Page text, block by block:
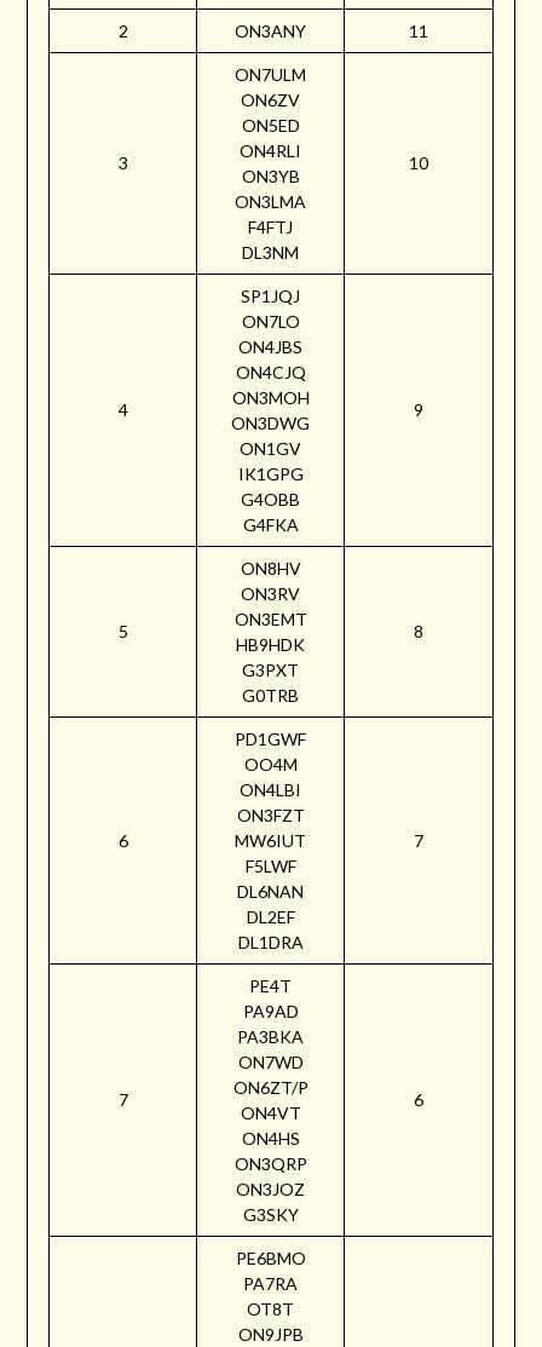
2 ON3ANY 11
3
ON7ULM
ON6ZV
ON5ED
ON4RLI
ON3YB
ON3LMA
F4FTJ
DL3NM
10
4
SP1JQJ
ON7LO
ON4JBS
ON4CJQ
ON3MOH
ON3DWG
ON1GV
IK1GPG
G4OBB
G4FKA
9
5
ON8HV
ON3RV
ON3EMT
HB9HDK
G3PXT
G0TRB
8
6
PD1GWF
OO4M
ON4LBI
ON3FZT
MW6IUT
F5LWF
DL6NAN
DL2EF
DL1DRA
7
7
PE4T
PA9AD
PA3BKA
ON7WD
ON6ZT/P
ON4VT
ON4HS
ON3QRP
ON3JOZ
G3SKY
6
PE6BMO
PA7RA
OT8T
ON9JPB